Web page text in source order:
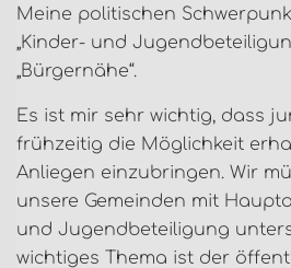
Meine politischen
„Kinder- und
„Bürgernähe“.
Es ist mir sehr wichtig, dass
frühzeitig die Möglichkeit
Anliegen einzubringen. Wir
unsere Gemeinden mit
und Jugendbeteiligung
wichtiges Thema ist der